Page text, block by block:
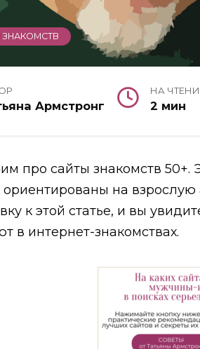
ЗНАКОМСТВ
Армстронг
НА
2 мин
про сайты знакомств
ориентированы на
к этой статье, и вы
в интернет-знакомствах.